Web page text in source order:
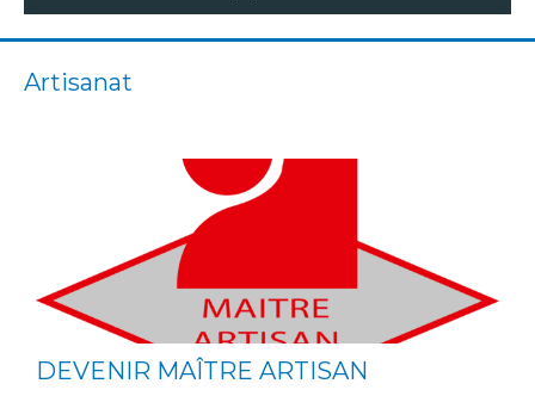
Artisanat
DEVENIR MAÎTRE ARTISAN